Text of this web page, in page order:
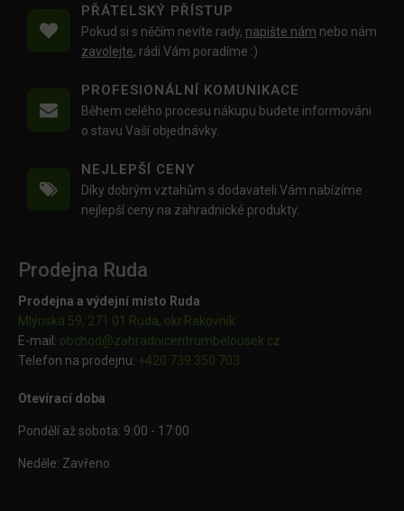
PŘÁTELSKÝ PŘÍSTUP
Pokud si s něčím nevíte rady, napište nám nebo nám
zavolejte, rádi Vám poradíme :)
PROFESIONÁLNÍ KOMUNIKACE
Během celého procesu nákupu budete informováni
o stavu Vaší objednávky.
NEJLEPŠÍ CENY
Díky dobrým vztahům s dodavateli Vám nabízíme
nejlepší ceny na zahradnické produkty.
Prodejna Ruda
Prodejna a výdejní místo Ruda
Mlýnská 59, 271 01 Ruda, okr.Rakovník
E-mail: obchod@zahradnicentrumbelousek.cz
Telefon na prodejnu: +420 739 350 703
Otevírací doba
Pondělí až sobota: 9:00 - 17:00
Neděle: Zavřeno